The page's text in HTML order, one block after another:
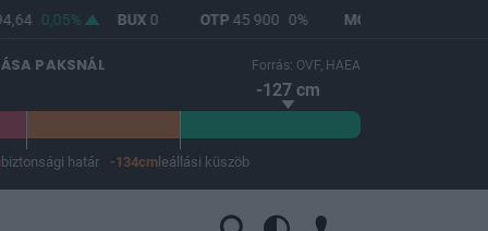
0,05% BUX0 OTP 45 900 0% MOL
PAKSNÁL Forrás: OVF, HAEA
-127 cm
biztonsági határ -134cm leállási küszöb